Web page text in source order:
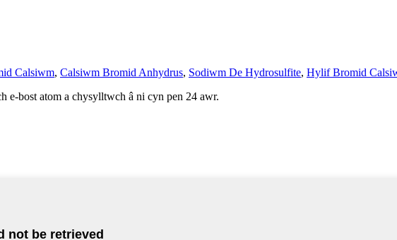
Calsiwm, Calsiwm Bromid Anhydrus, Sodiwm De Hydrosulfite, Hylif Bromid
e-bost atom a chysylltwch â ni cyn pen 24 awr.